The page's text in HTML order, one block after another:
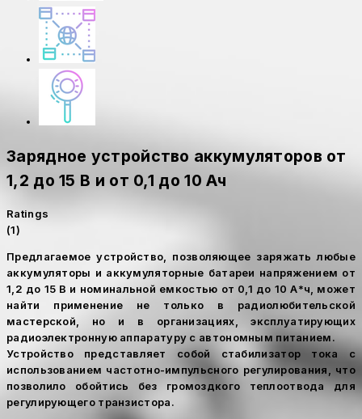
Зарядное устройство аккумуляторов от
1,2 до 15 В и от 0,1 до 10 Ач
Ratings
(1)
Предлагаемое устройство, позволяющее заряжать любые
аккумуляторы и аккумуляторные батареи напряжением от
1,2 до 15 В и номинальной емкостью от 0,1 до 10 А*ч, может
найти применение не только в радиолюбительской
мастерской, но и в организациях, эксплуатирующих
радиоэлектронную аппаратуру с автономным питанием.
Устройство представляет собой стабилизатор тока с
использованием частотно-импульсного регулирования, что
позволило обойтись без громоздкого теплоотвода для
регулирующего транзистора.